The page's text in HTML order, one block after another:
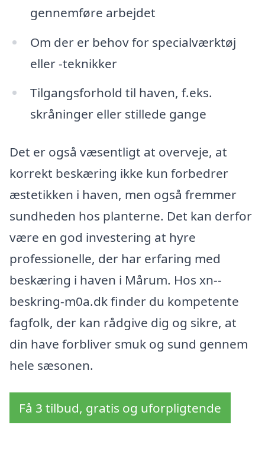
gennemføre arbejdet
Om der er behov for specialværktøj
eller -teknikker
Tilgangsforhold til haven, f.eks.
skråninger eller stillede gange
Det er også væsentligt at overveje, at
korrekt beskæring ikke kun forbedrer
æstetikken i haven, men også fremmer
sundheden hos planterne. Det kan derfor
være en god investering at hyre
professionelle, der har erfaring med
beskæring i haven i Mårum. Hos xn--
beskring-m0a.dk finder du kompetente
fagfolk, der kan rådgive dig og sikre, at
din have forbliver smuk og sund gennem
hele sæsonen.
Få 3 tilbud, gratis og uforpligtende